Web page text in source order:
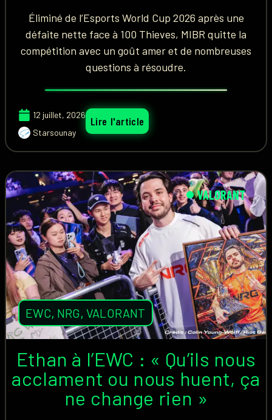
Éliminé de l’Esports World Cup 2026 après une
défaite nette face à 100 Thieves, MIBR quitte la
compétition avec un goût amer et de nombreuses
questions à résoudre.
12 juillet, 2026
Starsounay
Lire l'article
VALORANT
EWC, NRG,VALORANT
Ethan à l’EWC : « Qu’ils nous
acclament ou nous huent, ça
ne change rien »